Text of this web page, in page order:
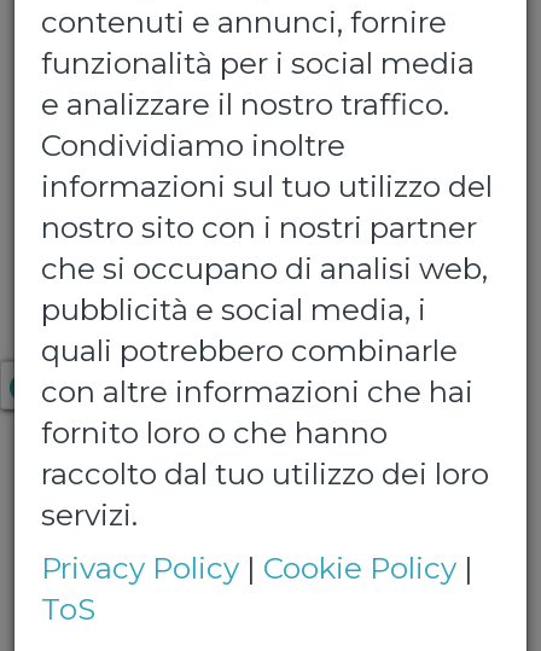
Rocchetta - Brio Blu
- Rossa
Confezione da 6 bottiglie da 1,5 lt
€ 5,20
Quantita':
contenuti e annunci, fornire
funzionalità per i social media
e analizzare il nostro traffico.
Condividiamo inoltre
informazioni sul tuo utilizzo del
nostro sito con i nostri partner
che si occupano di analisi web,
pubblicità e social media, i
quali potrebbero combinarle
con altre informazioni che hai
fornito loro o che hanno
raccolto dal tuo utilizzo dei loro
servizi.
Privacy Policy | Cookie Policy |
ToS